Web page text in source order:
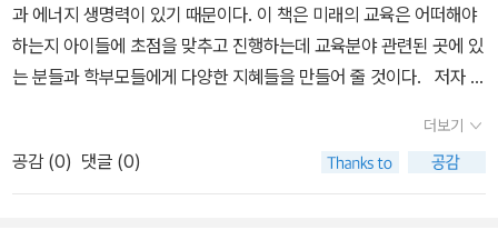
심 주제이다.새로운 교육을 계획하기 위해 필요한 위 네 가지는 특정
한 상황에서 발휘되어야 하고, 이는 사회참여 프로젝트의 목적이 된
다고 언급하고 있다.과거에는 결코 실현 가능하지 않았던 교육이지
만, 최근엔 가르치는 교육자들부터 새로운 교육의 필요성을 느끼고
새로운 시도(저자가 언급하는 사회참여 프로젝트 기반의 K-12 교육)
과 에너지 생명력이 있기 때문이다. 이 책은 미래의 교육은 어떠해야
하는지 아이들에 초점을 맞추고 진행하는데 교육분야 관련된 곳에 있
는 분들과 학부모들에게 다양한 지혜들을 만들어 줄 것이다. 저자 마
료된 책으로서 믿고 독서할 수 있는 책이라 할 수 있다. 지금까지의 교
육방법으로는 한계가 있고 절대 안된다. 특히 한국교육은 안타까울
정도다. 때문에 이 책이야말로 한국 교육자들과 학부모들이 보아야
더보기
공감 (0) 댓글 (0)